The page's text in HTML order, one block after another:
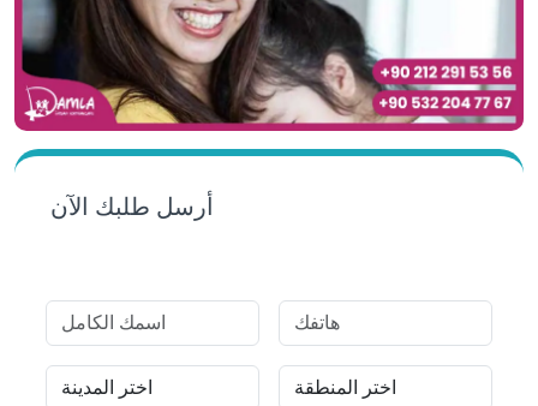
أرسل طلبك الآن